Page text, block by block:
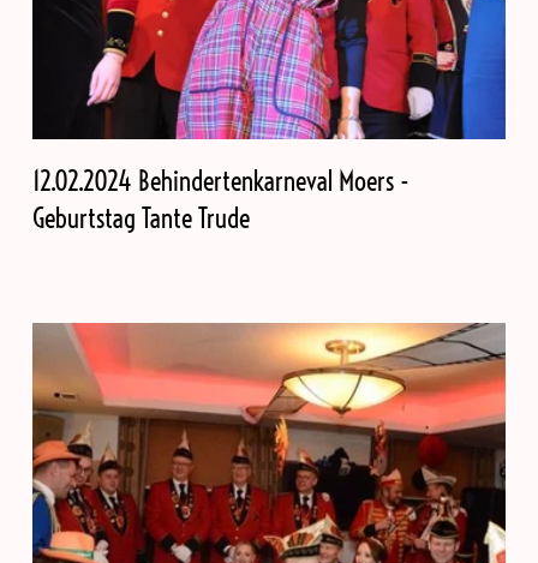
12.02.2024 Behindertenkarneval Moers -
Geburtstag Tante Trude